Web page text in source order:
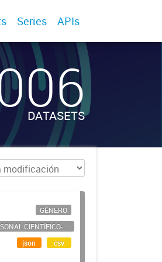
Series APIs
DATASETS
GÉNERO
PERSONAL CIENTÍFICO-TECNOLÓGICO
json
csv